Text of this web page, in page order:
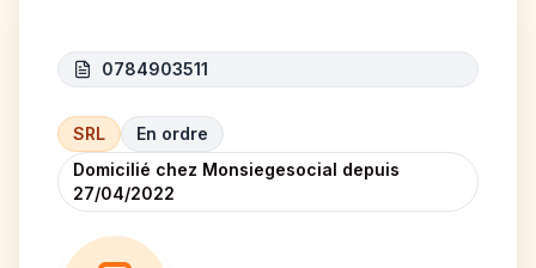
0784903511
SRL
En ordre
Domicilié chez Monsiegesocial depuis
27/04/2022